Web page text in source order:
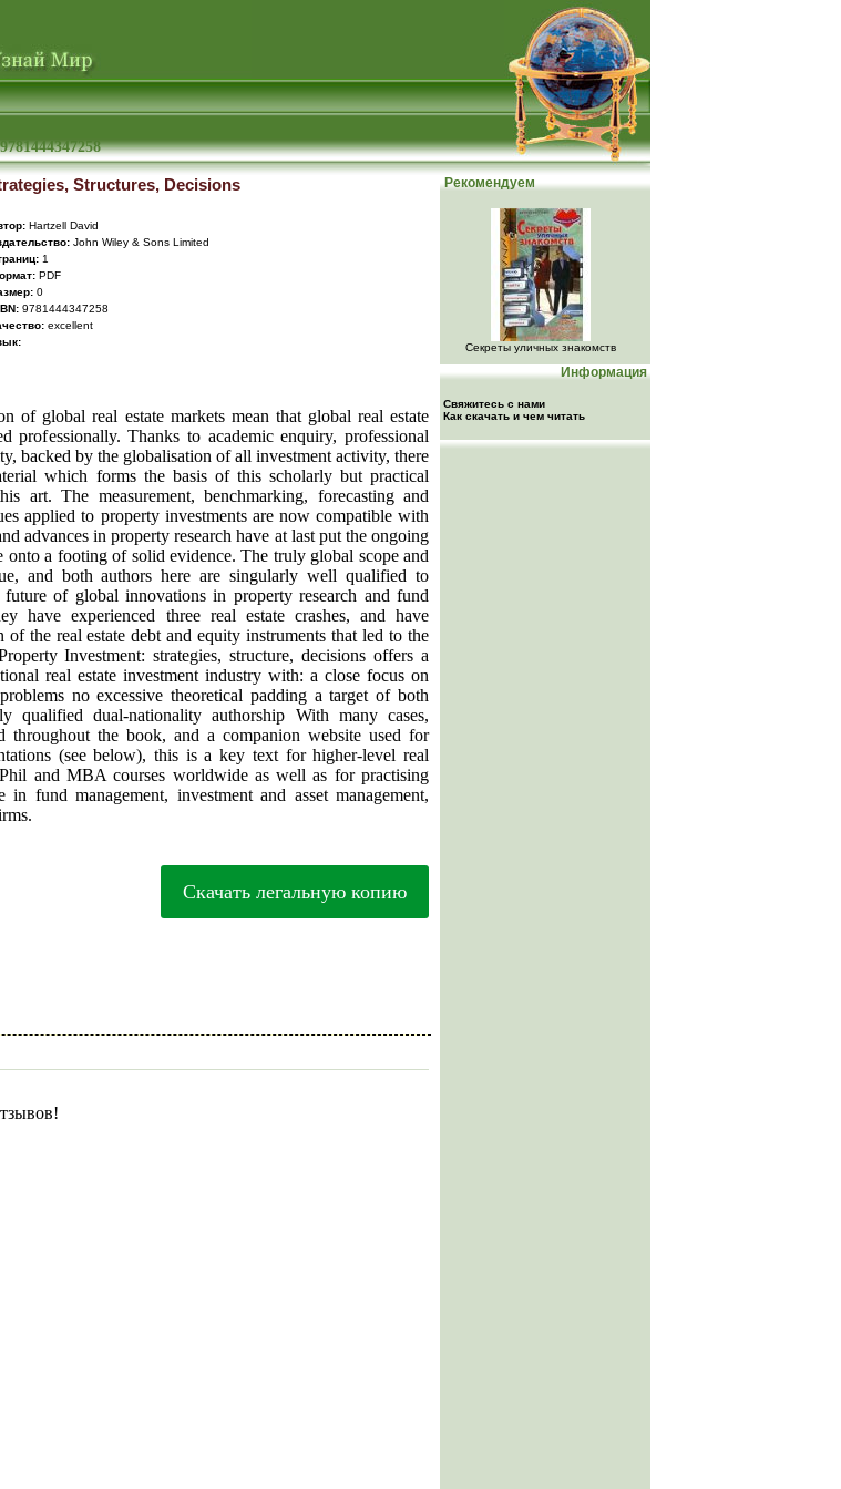
9781444347258
Structures, Decisions
Hartzell David
John Wiley & Sons Limited
1
PDF
0
9781444347258
excellent
of global real estate markets mean that global real estate
professionally. Thanks to academic enquiry, professional
backed by the globalisation of all investment activity, there
which forms the basis of this scholarly but practical
art. The measurement, benchmarking, forecasting and
applied to property investments are now compatible with
advances in property research have at last put the ongoing
onto a footing of solid evidence. The truly global scope and
and both authors here are singularly well qualified to
of global innovations in property research and fund
have experienced three real estate crashes, and have
of the real estate debt and equity instruments that led to the
Investment: strategies, structure, decisions offers a
real estate investment industry with: a close focus on
no excessive theoretical padding a target of both
qualified dual-nationality authorship With many cases,
throughout the book, and a companion website used for
(see below), this is a key text for higher-level real
and MBA courses worldwide as well as for practising
fund management, investment and asset management,
Скачать легальную копию
Рекомендуем
Секреты уличных знакомств
Информация
Свяжитесь с нами
Как скачать и чем читать